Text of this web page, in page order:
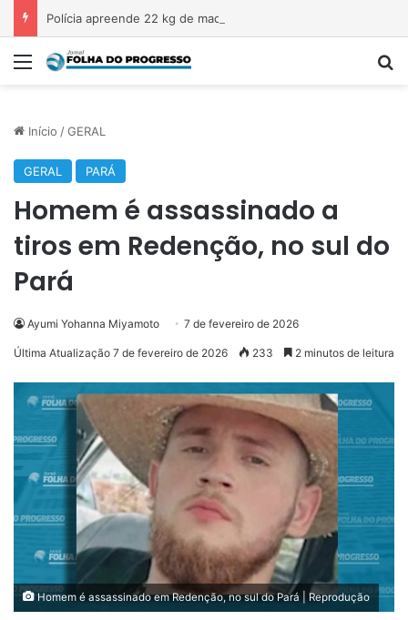
Menu
Início /GERAL
GERAL PARÁ
Homem é assassinado a
tiros em Redenção, no sul do
Pará
Ayumi Yohanna Miyamoto 7 de fevereiro de 2026
Última Atualização 7 de fevereiro de 2026 233 2 minutos de leitura
Homem é assassinado em Redenção, no sul do Pará | Reprodução